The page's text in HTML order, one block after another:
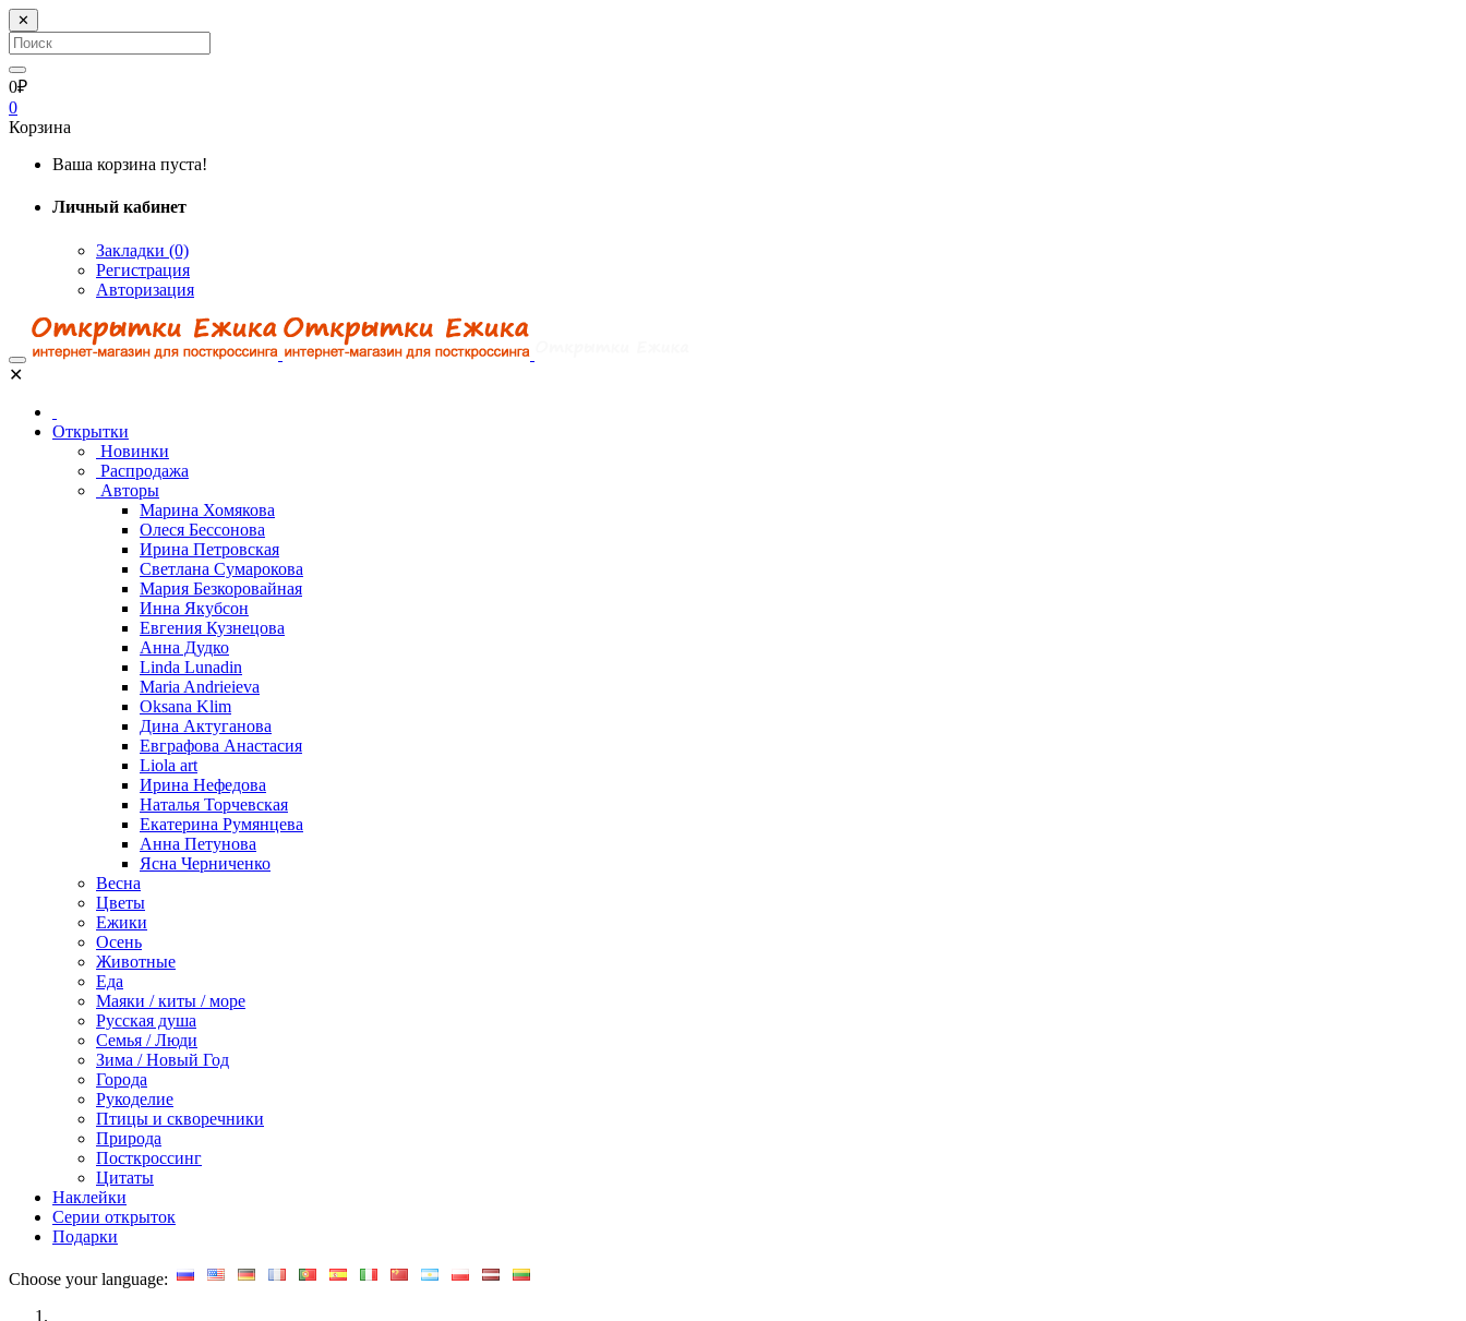
✕
0₽
0
Корзина
Ваша корзина пуста!
Личный кабинет
Закладки (0)
Регистрация
Авторизация
✕
Открытки
Новинки
Распродажа
Авторы
Марина Хомякова
Олеся Бессонова
Ирина Петровская
Светлана Сумарокова
Мария Безкоровайная
Инна Якубсон
Евгения Кузнецова
Анна Дудко
Linda Lunadin
Maria Andrieieva
Oksana Klim
Дина Актуганова
Евграфова Анастасия
Liola art
Ирина Нефедова
Наталья Торчевская
Екатерина Румянцева
Анна Петунова
Ясна Черниченко
Весна
Цветы
Ежики
Осень
Животные
Еда
Маяки / киты / море
Русская душа
Семья / Люди
Зима / Новый Год
Города
Рукоделие
Птицы и скворечники
Природа
Посткроссинг
Цитаты
Наклейки
Серии открыток
Подарки
Choose your language: